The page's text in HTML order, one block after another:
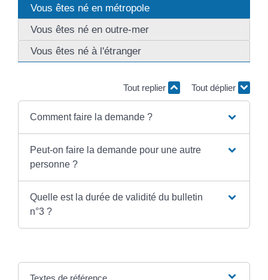
Vous êtes né en métropole
Vous êtes né en outre-mer
Vous êtes né à l'étranger
Tout replier Tout déplier
Comment faire la demande ?
Peut-on faire la demande pour une autre
personne ?
Quelle est la durée de validité du bulletin
n°3 ?
Textes de référence